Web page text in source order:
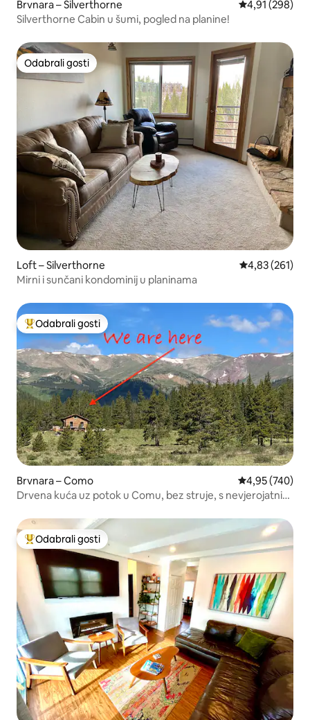
Brvnara – Silverthorne Prosječna
4,91 (298)
Silverthorne Cabin u šumi, pogled na planine!
Odabrali gosti
Odabrali gosti
Loft – Silverthorne Prosječna
4,83 (261)
Mirni i sunčani kondominij u planinama
Među najviše rangiranima s oznakom „Odabrali gosti”
Odabrali gosti
Brvnara – Como Prosječna
4,95 (740)
Drvena kuća uz potok u Comu, bez struje, s nevjerojatnim
Među najviše rangiranima s oznakom „Odabrali gosti”
Odabrali gosti